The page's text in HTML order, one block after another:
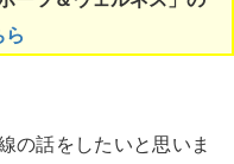
ら
の話をしたいと思いま